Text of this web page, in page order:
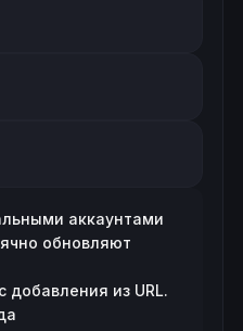
аккаунтами
обновляют
добавления из URL.